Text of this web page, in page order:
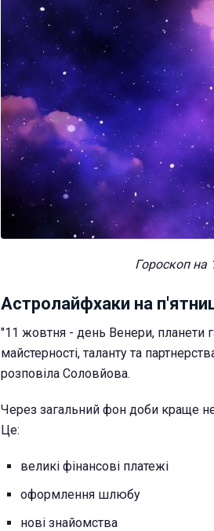
Гороскоп на
Астролайфхаки на
"11 жовтня - день Венери, планети
майстерності, таланту та
розповіла Соловйова.
Через загальний фон доби краще не
Це:
великі фінансові платежі
оформлення шлюбу
нові знайомства